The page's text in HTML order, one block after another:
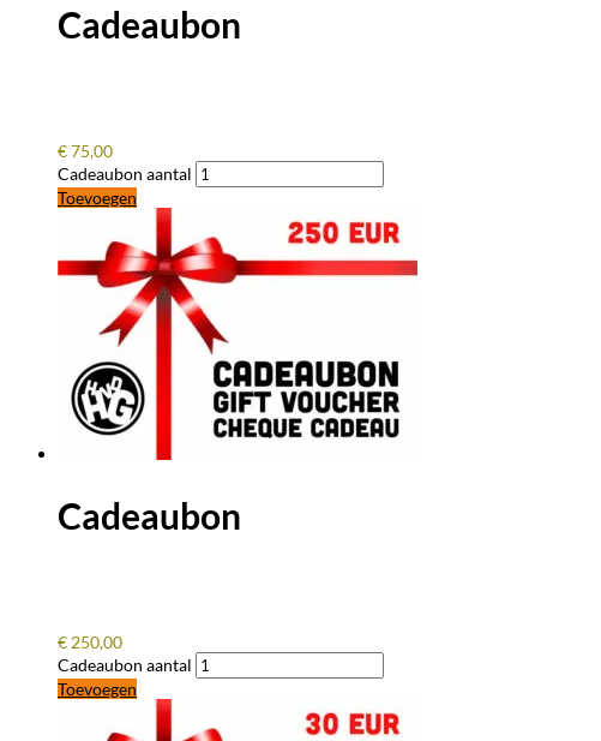
Cadeaubon
€75,00
Cadeaubon aantal
Toevoegen
Cadeaubon
€ 250,00
Cadeaubon aantal
Toevoegen